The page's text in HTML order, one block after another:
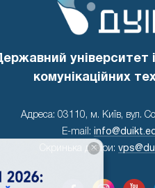
університет
комунікаційних
Адреса: 03110, м. Київ, вул.
E-mail:
Скринька довіри:
×